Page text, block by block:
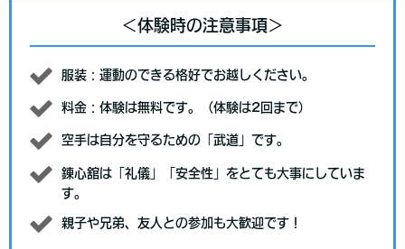
＜体験時の注意事項＞
服装：運動のできる格好でお越しください。
料金：体験は無料です。（体験は2回まで）
空手は自分を守るための「武道」です。
錬心舘は「礼儀」「安全性」をとても大事にしていま
す。
親子や兄弟、友人との参加も大歓迎です！